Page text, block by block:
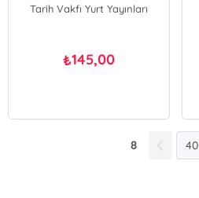
Tarih Vakfı Yurt Yayınları
₺145,00
8